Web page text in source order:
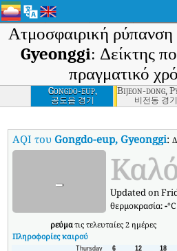
Ατμοσφαιρική ρύπανση
Gyeonggi: Δείκτης
πραγματικό
Gongdo-eup,
Gyeonggi
공도읍 경기
Bijeon-dong,
비전동 경기
AQI τουGongdo-eup, Gyeonggi:
- Updated on
θερμοκρασία:-°C
ρεύματις τελευταίες 2 ημέρες
Πληροφορίες καιρού